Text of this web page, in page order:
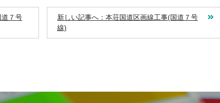
７号
新しい記事へ：本荘国道区画線工事(国道７号
線)